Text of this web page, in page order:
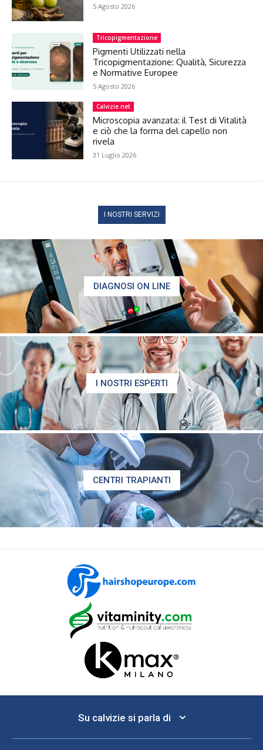
5 Agosto 2026
Tricopigmentazione
Pigmenti Utilizzati nella
Tricopigmentazione: Qualità, Sicurezza
e Normative Europee
5 Agosto 2026
Calvizie.net
Microscopia avanzata: il Test di Vitalità
e ciò che la forma del capello non
rivela
31 Luglio 2026
I NOSTRI SERVIZI
DIAGNOSI ON LINE
I NOSTRI ESPERTI
CENTRI TRAPIANTI
Su calvizie si parla di